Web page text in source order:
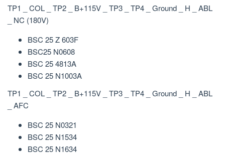
TP1 _ COL _ TP2 _ B+115V _ TP3 _ TP4 _ Ground _ H _ ABL
_ NC (180V)
BSC 25 Z 603F
BSC25 N0608
BSC 25 4813A
BSC 25 N1003A
TP1 _ COL _ TP2 _ B+115V _ TP3 _ TP4 _ Ground _ H _ ABL
_ AFC
BSC 25 N0321
BSC 25 N1534
BSC 25 N1634